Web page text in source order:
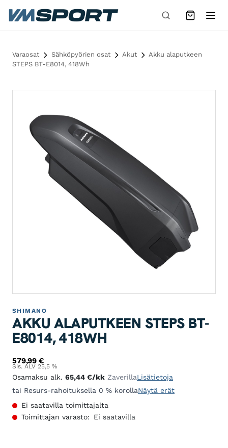
Siirry sisältöön
Varaosat Sähköpyörien osat Akut
Akku alaputkeen
STEPS BT-E8014, 418Wh
SHIMANO
AKKU ALAPUTKEEN STEPS BT-
E8014, 418WH
579,99 €
Sis. ALV 25,5 %
Osamaksu alk. 65,44 €/kk ZaverillaLisätietoja
tai Resurs-rahoituksella 0 % korollaNäytä erät
Ei saatavilla toimittajalta
Toimittajan varasto:
Ei saatavilla